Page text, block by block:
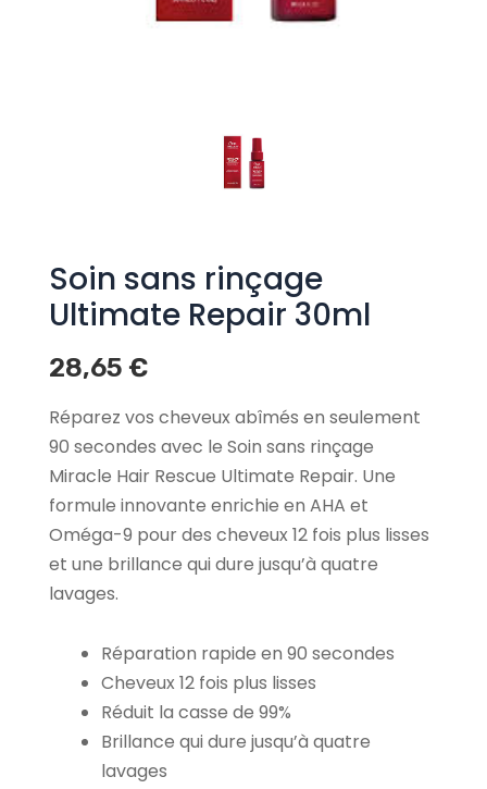
Soin sans rinçage
Ultimate Repair 30ml
28,65 €
Réparez vos cheveux abîmés en seulement
90 secondes avec le Soin sans rinçage
Miracle Hair Rescue Ultimate Repair. Une
formule innovante enrichie en AHA et
Oméga-9 pour des cheveux 12 fois plus lisses
et une brillance qui dure jusqu’à quatre
lavages.
Réparation rapide en 90 secondes
Cheveux 12 fois plus lisses
Réduit la casse de 99%
Brillance qui dure jusqu’à quatre
lavages